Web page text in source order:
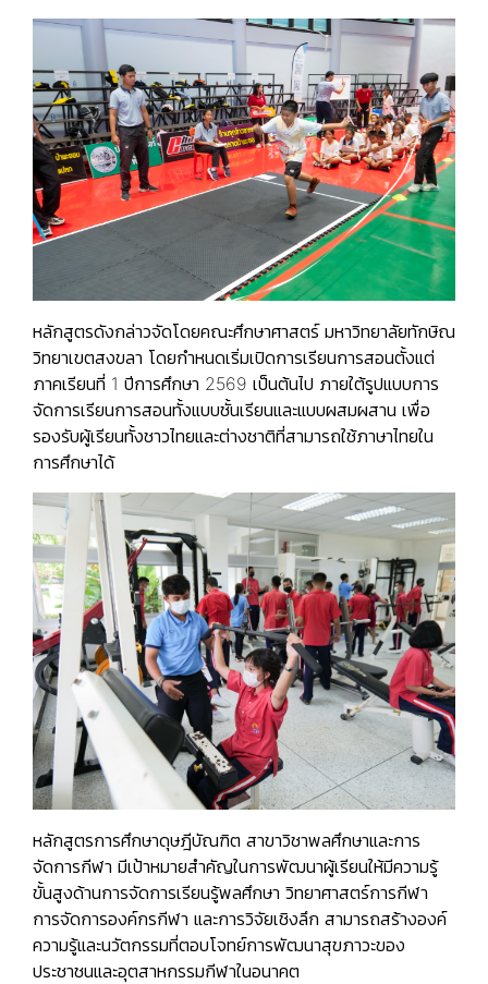
หลักสูตรดังกล่าวจัดโดยคณะศึกษาศาสตร์ มหาวิทยาลัยทักษิณ
วิทยาเขตสงขลา โดยกำหนดเริ่มเปิดการเรียนการสอนตั้งแต่
ภาคเรียนที่ 1 ปีการศึกษา 2569 เป็นต้นไป ภายใต้รูปแบบการ
จัดการเรียนการสอนทั้งแบบชั้นเรียนและแบบผสมผสาน เพื่อ
รองรับผู้เรียนทั้งชาวไทยและต่างชาติที่สามารถใช้ภาษาไทยใน
การศึกษาได้
หลักสูตรการศึกษาดุษฎีบัณฑิต สาขาวิชาพลศึกษาและการ
จัดการกีฬา มีเป้าหมายสำคัญในการพัฒนาผู้เรียนให้มีความรู้
ขั้นสูงด้านการจัดการเรียนรู้พลศึกษา วิทยาศาสตร์การกีฬา
การจัดการองค์กรกีฬา และการวิจัยเชิงลึก สามารถสร้างองค์
ความรู้และนวัตกรรมที่ตอบโจทย์การพัฒนาสุขภาวะของ
ประชาชนและอุตสาหกรรมกีฬาในอนาคต